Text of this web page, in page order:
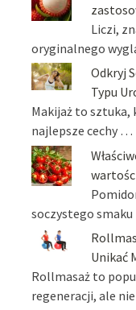
Liczi,
oryginalnego
Odkryj
Typu
Makijaż to sztuka,
najlepsze cechy …
soczystego
Unikać
Rollmasaż to
regeneracji, ale